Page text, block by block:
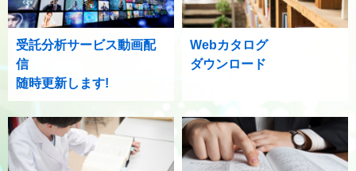
受託分析サービス動画配
信
随時更新します!
Webカタログ
ダウンロード